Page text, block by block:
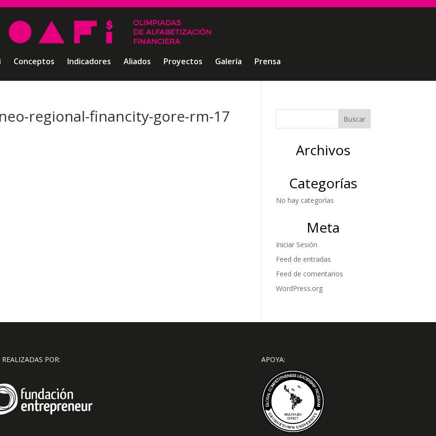
Conceptos Indicadores Aliados Proyectos Galería Prensa
regional-financity-gore-rm-17
Archivos
Categorías
No hay categorías
Meta
Iniciar Sesión
Feed de entradas
Feed de comentarios
WordPress.org
POR: APOYA: